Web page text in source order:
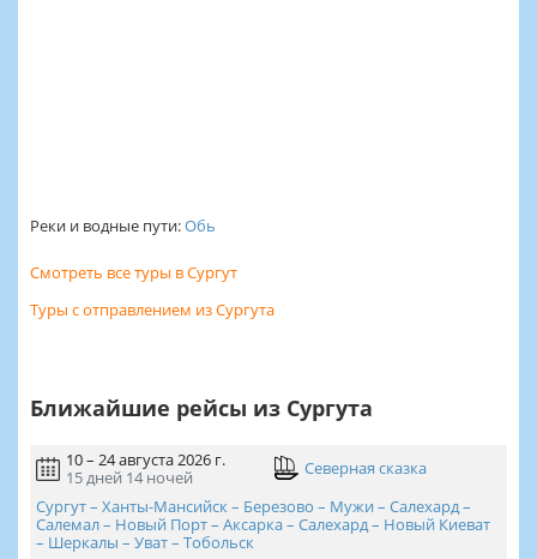
Реки и водные пути:Обь
Смотреть все туры в Сургут
Туры с отправлением из Сургута
Ближайшие рейсы из Сургута
10 – 24 августа 2026 г.
15 дней 14 ночей
Северная сказка
Сургут – Ханты-Мансийск – Березово – Мужи – Салехард –
Салемал – Новый Порт – Аксарка – Салехард – Новый Киеват
– Шеркалы – Уват – Тобольск